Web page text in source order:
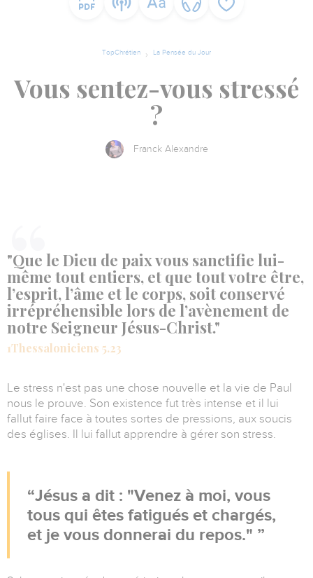
TopChrétien La Pensée du Jour
Vous sentez-vous stressé
?
Franck Alexandre
"Que le Dieu de paix vous sanctifie lui-
même tout entiers, et que tout votre être,
l’esprit, l’âme et le corps, soit conservé
irrépréhensible lors de l’avènement de
notre Seigneur Jésus-Christ."
1Thessaloniciens 5.23
Le stress n'est pas une chose nouvelle et la vie de Paul
nous le prouve. Son existence fut très intense et il lui
fallut faire face à toutes sortes de pressions, aux soucis
des églises. Il lui fallut apprendre à gérer son stress.
Jésus a dit : "Venez à moi, vous
tous qui êtes fatigués et chargés,
et je vous donnerai du repos."